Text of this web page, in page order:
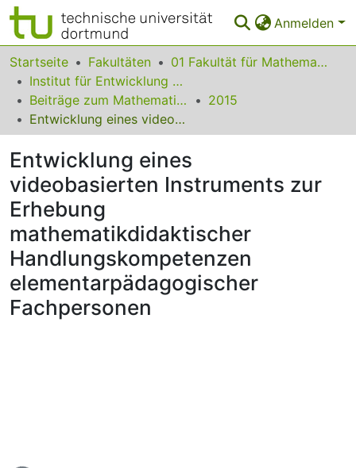
Anmelden
Bereiche & Sammlungen
Das gesamte Repositorium
Statistiken
FAQ
Leitlinien
Zurück zur Startseite
Startseite Fakultäten
01 Fakultät für Mathematik
Institut für Entwicklung und Erforschung des Mathematikunterrichts
Beiträge zum Mathematikunterricht
2015
Entwicklung eines videobasierten Instruments zur Erhebung mathematikdidaktischer Handlungskompetenzen elementarpädagogischer Fachpersonen
Entwicklung eines
videobasierten Instruments zur
Erhebung
mathematikdidaktischer
Handlungskompetenzen
elementarpädagogischer
Fachpersonen